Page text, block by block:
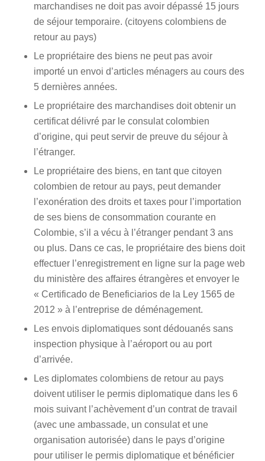
marchandises ne doit pas avoir dépassé 15 jours
de séjour temporaire. (citoyens colombiens de
retour au pays)
Le propriétaire des biens ne peut pas avoir
importé un envoi d’articles ménagers au cours des
5 dernières années.
Le propriétaire des marchandises doit obtenir un
certificat délivré par le consulat colombien
d’origine, qui peut servir de preuve du séjour à
l’étranger.
Le propriétaire des biens, en tant que citoyen
colombien de retour au pays, peut demander
l’exonération des droits et taxes pour l’importation
de ses biens de consommation courante en
Colombie, s’il a vécu à l’étranger pendant 3 ans
ou plus. Dans ce cas, le propriétaire des biens doit
effectuer l’enregistrement en ligne sur la page web
du ministère des affaires étrangères et envoyer le
« Certificado de Beneficiarios de la Ley 1565 de
2012 » à l’entreprise de déménagement.
Les envois diplomatiques sont dédouanés sans
inspection physique à l’aéroport ou au port
d’arrivée.
Les diplomates colombiens de retour au pays
doivent utiliser le permis diplomatique dans les 6
mois suivant l’achèvement d’un contrat de travail
(avec une ambassade, un consulat et une
organisation autorisée) dans le pays d’origine
pour utiliser le permis diplomatique et bénéficier